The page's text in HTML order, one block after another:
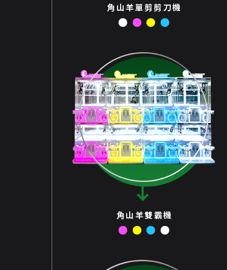
角山羊單剪剪刀機
角山羊雙霸機